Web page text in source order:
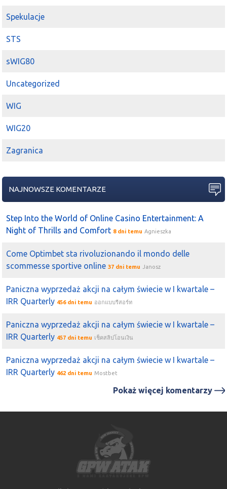
Spekulacje
STS
sWIG80
Uncategorized
WIG
WIG20
Zagranica
NAJNOWSZE KOMENTARZE
Step Into the World of Online Casino Entertainment: A
Night of Thrills and Comfort 8 dni temu Agnieszka
Come Optimbet sta rivoluzionando il mondo delle
scommesse sportive online 37 dni temu Janosz
Paniczna wyprzedaż akcji na całym świecie w I kwartale –
IRR Quarterly 456 dni temu ออกแบบรีสอร์ท
Paniczna wyprzedaż akcji na całym świecie w I kwartale –
IRR Quarterly 457 dni temu เช็คสลิปโอนเงิน
Paniczna wyprzedaż akcji na całym świecie w I kwartale –
IRR Quarterly 462 dni temu Mostbet
Pokaż więcej komentarzy